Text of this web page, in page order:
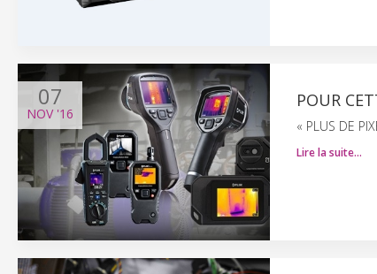
07
NOV'16
POUR
« PLUS DE
Lire la suite…